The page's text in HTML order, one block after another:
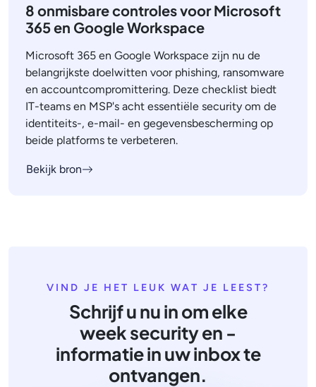
8 onmisbare controles voor Microsoft
365 en Google Workspace
Microsoft 365 en Google Workspace zijn nu de
belangrijkste doelwitten voor phishing, ransomware
en accountcompromittering. Deze checklist biedt
IT-teams en MSP's acht essentiële security om de
identiteits-, e-mail- en gegevensbescherming op
beide platforms te verbeteren.
Bekijk bron
VIND JE HET LEUK WAT JE LEEST?
Schrijf u nu in om elke
week security en -
informatie in uw inbox te
ontvangen.